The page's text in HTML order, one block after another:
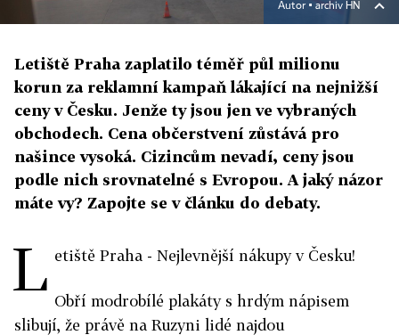
Autor ▪ archiv HN
Letiště Praha zaplatilo téměř půl milionu
korun za reklamní kampaň lákající na nejnižší
ceny v Česku. Jenže ty jsou jen ve vybraných
obchodech. Cena občerstvení zůstává pro
našince vysoká. Cizincům nevadí, ceny jsou
podle nich srovnatelné s Evropou. A jaký názor
máte vy? Zapojte se v článku do debaty.
L etiště Praha - Nejlevnější nákupy v Česku!
Obří modrobílé plakáty s hrdým nápisem
slibují, že právě na Ruzyni lidé najdou